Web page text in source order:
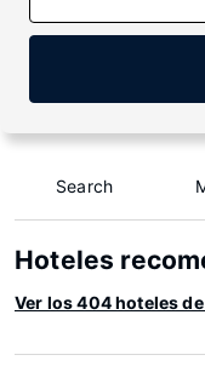
Search
Hoteles
Ver los 404 hoteles